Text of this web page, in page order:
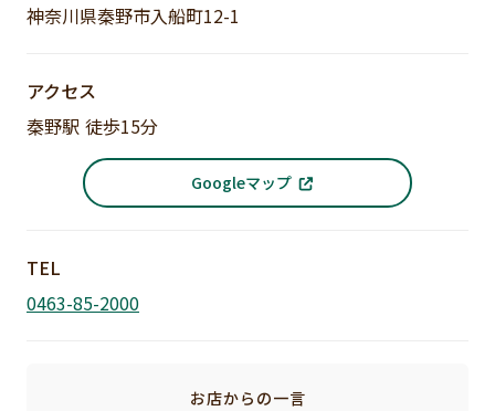
神奈川県秦野市入船町12-1
アクセス
秦野駅 徒歩15分
Googleマップ
TEL
0463-85-2000
お店からの一言